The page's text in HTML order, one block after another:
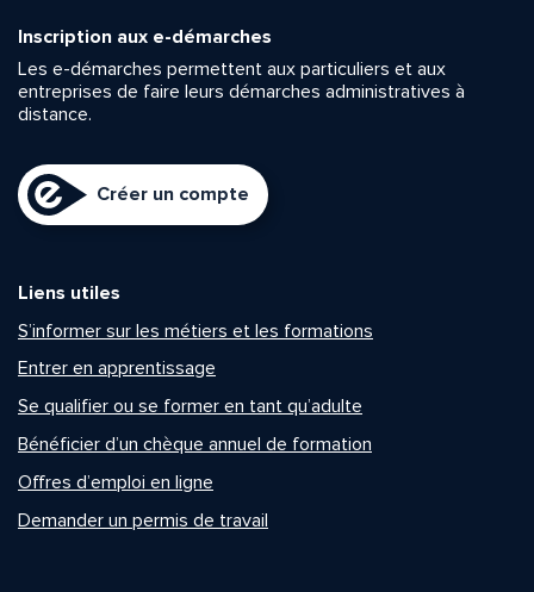
Inscription aux e-démarches
Les e-démarches permettent aux particuliers et aux
entreprises de faire leurs démarches administratives à
distance.
Créer un compte
Liens utiles
S’informer sur les métiers et les formations
Entrer en apprentissage
Se qualifier ou se former en tant qu’adulte
Bénéficier d’un chèque annuel de formation
Offres d’emploi en ligne
Demander un permis de travail